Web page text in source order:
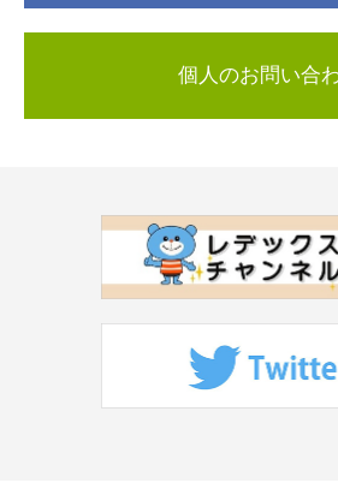
個人のお問い合